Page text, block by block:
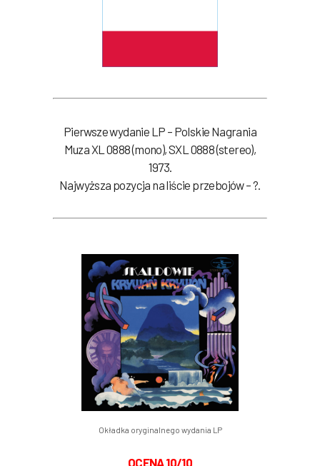
Pierwsze wydanie LP – Polskie Nagrania
Muza XL 0888 (mono), SXL 0888 (stereo),
1973.
Najwyższa pozycja na liście przebojów – ?.
Okładka oryginalnego wydania LP
OCENA 10/10